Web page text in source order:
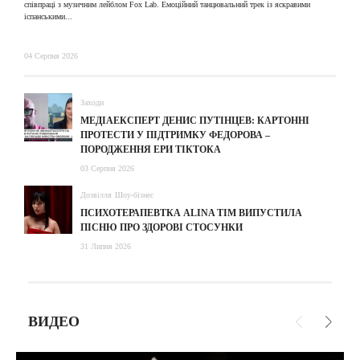
співпраці з музичним лейблом Fox Lab. Емоційний танцювальний трек із яскравими
іспанськими...
04 Серпня 2026
Заходи
МЕДІАЕКСПЕРТ ДЕНИС ПУТІНЦЕВ: КАРТОННІ
ПРОТЕСТИ У ПІДТРИМКУ ФЕДОРОВА –
ПОРОДЖЕННЯ ЕРИ ТІКТОКА
03 Серпня 2026
Дозвілля Шоу-бізнес
ПСИХОТЕРАПЕВТКА ALINA TIM ВИПУСТИЛА
ПІСНЮ ПРО ЗДОРОВІ СТОСУНКИ
31 Липня 2026
ВИДЕО